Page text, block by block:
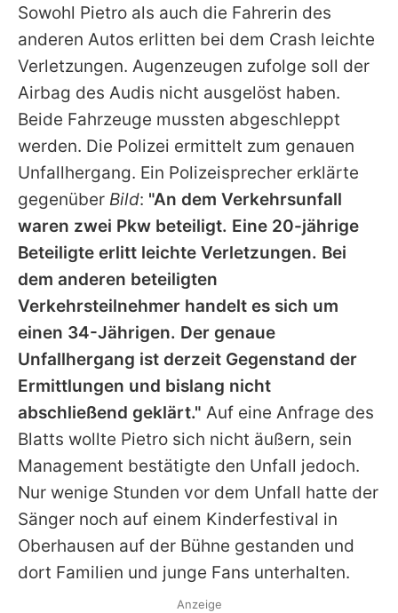
Sowohl Pietro als auch die Fahrerin des
anderen Autos erlitten bei dem Crash leichte
Verletzungen. Augenzeugen zufolge soll der
Airbag des Audis nicht ausgelöst haben.
Beide Fahrzeuge mussten abgeschleppt
werden. Die Polizei ermittelt zum genauen
Unfallhergang. Ein Polizeisprecher erklärte
gegenüber Bild: "An dem Verkehrsunfall
waren zwei Pkw beteiligt. Eine 20-jährige
Beteiligte erlitt leichte Verletzungen. Bei
dem anderen beteiligten
Verkehrsteilnehmer handelt es sich um
einen 34-Jährigen. Der genaue
Unfallhergang ist derzeit Gegenstand der
Ermittlungen und bislang nicht
abschließend geklärt." Auf eine Anfrage des
Blatts wollte Pietro sich nicht äußern, sein
Management bestätigte den Unfall jedoch.
Nur wenige Stunden vor dem Unfall hatte der
Sänger noch auf einem Kinderfestival in
Oberhausen auf der Bühne gestanden und
dort Familien und junge Fans unterhalten.
Anzeige